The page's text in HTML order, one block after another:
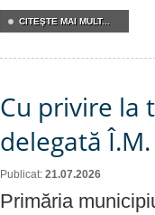
CITEŞTE MAI MULT...
Cu privire la
delegată
Publicat: 21.07.2026
Primăria